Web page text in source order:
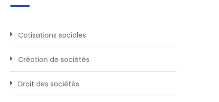
Cotisations sociales
Création de sociétés
Droit des sociétés